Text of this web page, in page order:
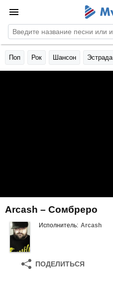
Поп Рок Шансон Эстрада
Arcash – Сомбреро
Исполнитель: Arcash
ПОДЕЛИТЬСЯ